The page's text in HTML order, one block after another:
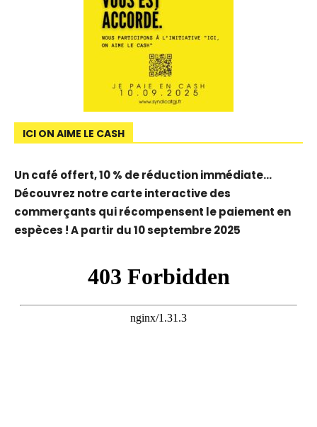
ICI ON AIME LE CASH
Un café offert, 10 % de réduction immédiate…
Découvrez notre carte interactive des
commerçants qui récompensent le paiement en
espèces ! A partir du 10 septembre 2025